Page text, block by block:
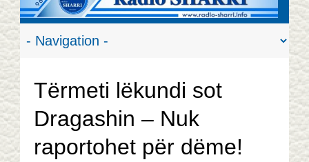
Tërmeti lëkundi sot
Dragashin – Nuk
raportohet për dëme!